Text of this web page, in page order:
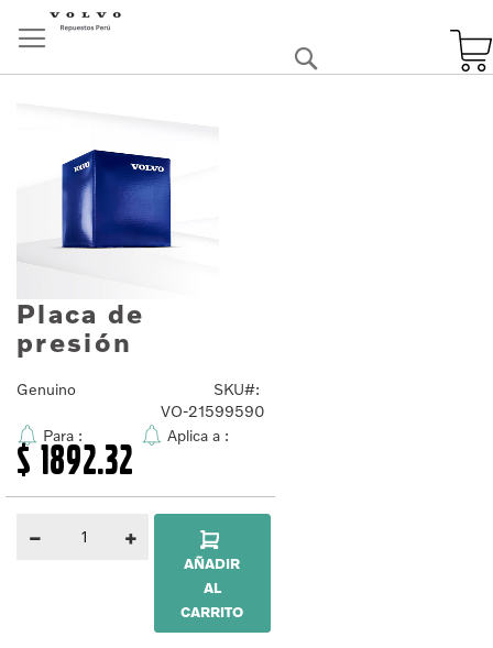
to
Content
Placa de
presión
Genuino
SKU
VO-21599590
Para :
Aplica a :
$ 1892.32
AÑADIR
AL
CARRITO
images
Skip
to
the
of
images
gallery